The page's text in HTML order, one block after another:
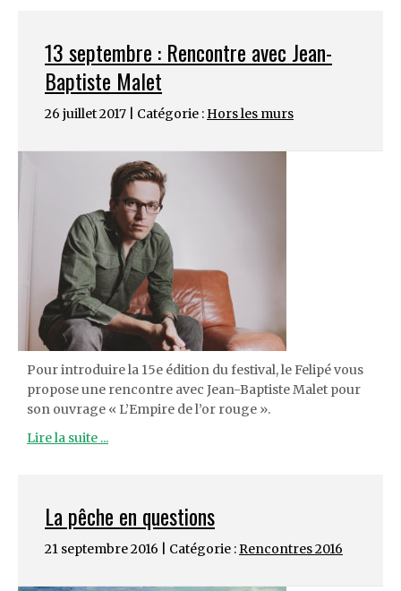
13 septembre : Rencontre avec Jean-
Baptiste Malet
26 juillet 2017 | Catégorie : Hors les murs
Pour introduire la 15e édition du festival, le Felipé vous
propose une rencontre avec Jean-Baptiste Malet pour
son ouvrage « L’Empire de l’or rouge ».
Lire la suite ...
La pêche en questions
21 septembre 2016 | Catégorie :Rencontres 2016